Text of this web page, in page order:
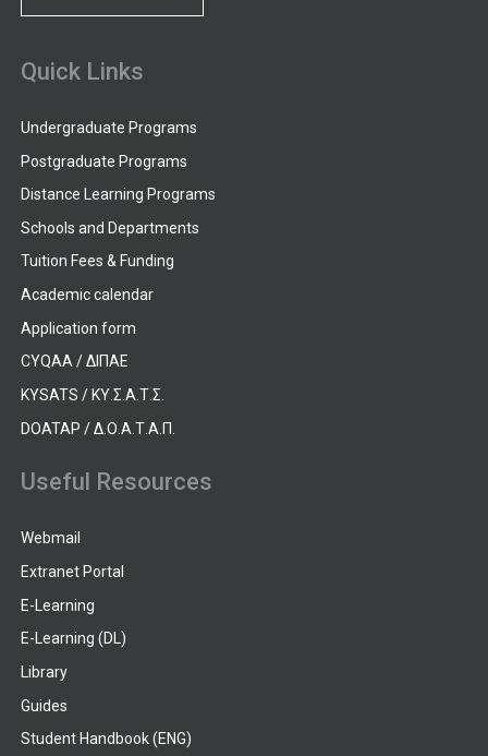
Quick Links
Undergraduate Programs
Postgraduate Programs
Distance Learning Programs
Schools and Departments
Tuition Fees & Funding
Academic calendar
Application form
CYQAA / ΔΙΠΑΕ
KYSATS / ΚΥ.Σ.Α.Τ.Σ.
DOATAP / Δ.Ο.Α.Τ.Α.Π.
Useful Resources
Webmail
Extranet Portal
E-Learning
E-Learning (DL)
Library
Guides
Student Handbook (ENG)